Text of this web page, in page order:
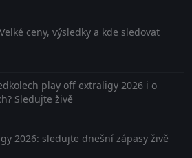
ceny, výsledky a kde sledovat
play off extraligy 2026 i o
Sledujte živě
2026: sledujte dnešní zápasy živě